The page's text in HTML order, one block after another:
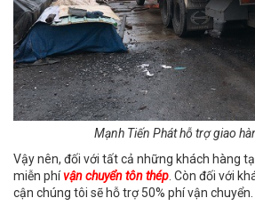
Mạnh Tiến Phát hỗ trợ giao
Vậy nên, đối với tất cả những khách hàng
miễn phívận chuyển tôn thép. Còn đối với
cận chúng tôi sẽ hỗ trợ 50% phí vận chuyển.